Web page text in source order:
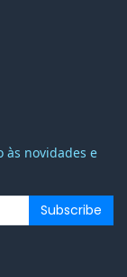
às novidades e
Subscribe